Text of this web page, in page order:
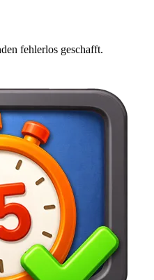
fehlerlos geschafft.